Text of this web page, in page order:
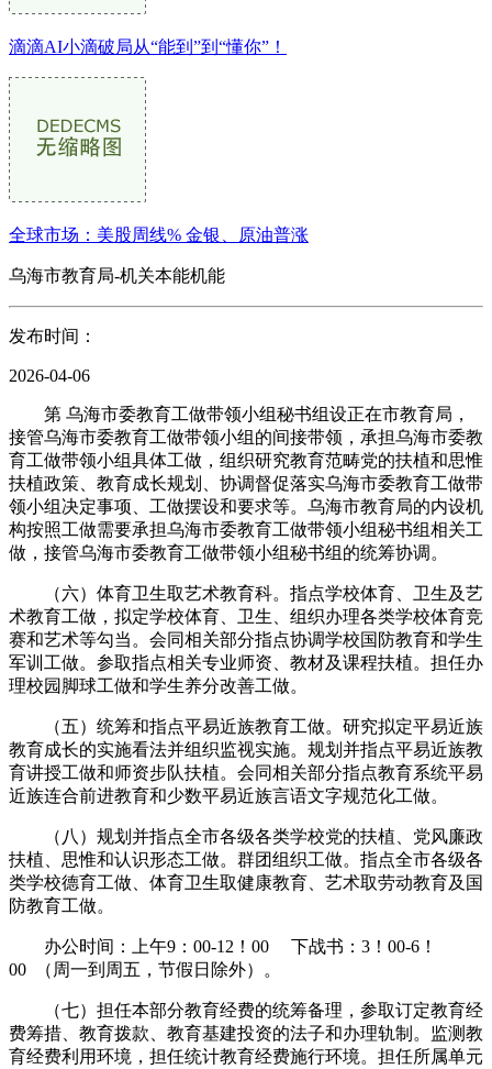
滴滴AI小滴破局从“能到”到“懂你”！
全球市场：美股周线% 金银、原油普涨
乌海市教育局-机关本能机能
发布时间：
2026-04-06
第 乌海市委教育工做带领小组秘书组设正在市教育局，
接管乌海市委教育工做带领小组的间接带领，承担乌海市委教
育工做带领小组具体工做，组织研究教育范畴党的扶植和思惟
扶植政策、教育成长规划、协调督促落实乌海市委教育工做带
领小组决定事项、工做摆设和要求等。乌海市教育局的内设机
构按照工做需要承担乌海市委教育工做带领小组秘书组相关工
做，接管乌海市委教育工做带领小组秘书组的统筹协调。
（六）体育卫生取艺术教育科。指点学校体育、卫生及艺
术教育工做，拟定学校体育、卫生、组织办理各类学校体育竞
赛和艺术等勾当。会同相关部分指点协调学校国防教育和学生
军训工做。参取指点相关专业师资、教材及课程扶植。担任办
理校园脚球工做和学生养分改善工做。
（五）统筹和指点平易近族教育工做。研究拟定平易近族
教育成长的实施看法并组织监视实施。规划并指点平易近族教
育讲授工做和师资步队扶植。会同相关部分指点教育系统平易
近族连合前进教育和少数平易近族言语文字规范化工做。
（八）规划并指点全市各级各类学校党的扶植、党风廉政
扶植、思惟和认识形态工做。群团组织工做。指点全市各级各
类学校德育工做、体育卫生取健康教育、艺术取劳动教育及国
防教育工做。
办公时间：上午9：00-12！00 下战书：3！00-6！
00 （周一到周五，节假日除外）。
（七）担任本部分教育经费的统筹备理，参取订定教育经
费筹措、教育拨款、教育基建投资的法子和办理轨制。监测教
育经费利用环境，担任统计教育经费施行环境。担任所属单元